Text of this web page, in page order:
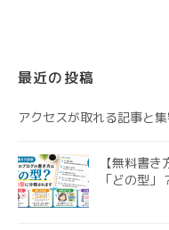
最近の投稿
アクセスが取れる記事と
【無料書
「どの型